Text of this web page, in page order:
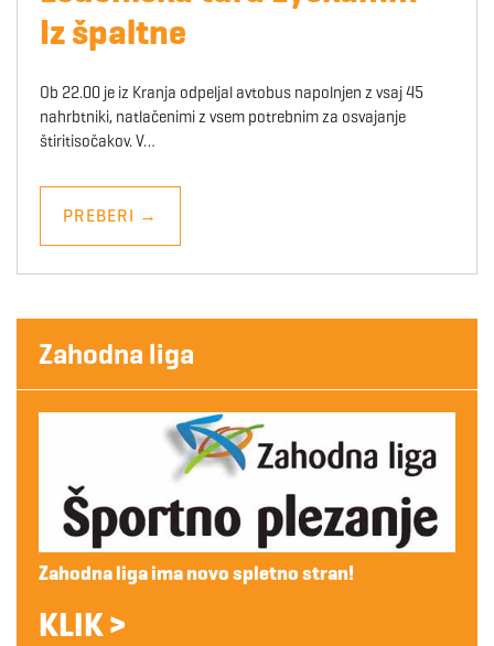
Iz špaltne
Ob 22.00 je iz Kranja odpeljal avtobus napolnjen z vsaj 45
nahrbtniki, natlačenimi z vsem potrebnim za osvajanje
štiritisočakov. V…
PREBERI →
Zahodna liga
Zahodna liga ima novo spletno stran!
KLIK >